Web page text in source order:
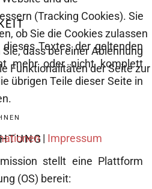
Textes der geltenden
mehr oder nicht komplett
übrigen Teile dieser Seite in
stellt eine Plattform
(OS) bereit:
(Tracking Cookies). Sie
ob Sie die Cookies zulassen
dass bei einer Ablehnung
Funktionalitäten der Seite zur
| Impressum